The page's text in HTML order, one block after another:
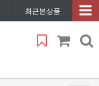
최근본상품